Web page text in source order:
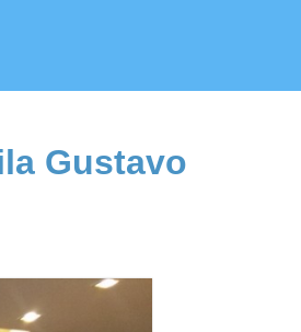
Gustavo